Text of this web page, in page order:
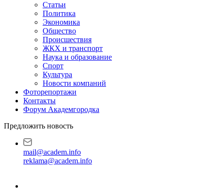
Статьи
Политика
Экономика
Общество
Происшествия
ЖКХ и транспорт
Наука и образование
Спорт
Культура
Новости компаний
Фоторепортажи
Контакты
Форум Академгородка
Предложить новость
mail@academ.info
reklama@academ.info